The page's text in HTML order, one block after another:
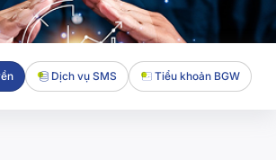
Dịch vụ SMS Tiểu khoản BGW